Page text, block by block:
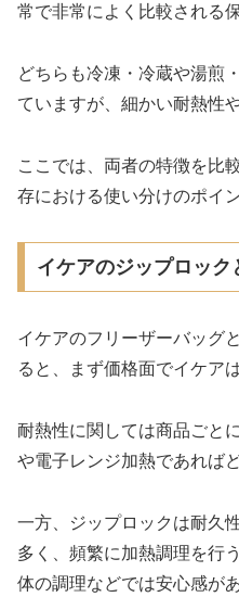
常で非常によく比較される
どちらも冷凍・冷蔵や湯煎
ていますが、細かい耐熱性
ここでは、両者の特徴を比
存における使い分けのポイ
イケアのジップロック
イケアのフリーザーバッグ
ると、まず価格面でイケア
耐熱性に関しては商品ごと
や電子レンジ加熱であれば
一方、ジップロックは耐久
多く、頻繁に加熱調理を行
体の調理などでは安心感が